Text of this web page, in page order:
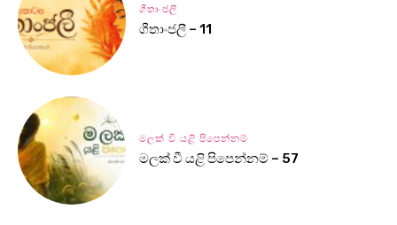
ගීතාංජලී
ගීතාංජලී – 11
මලක් වී යළි පිපෙන්නම්
මලක් වී යළි පිපෙන්නම් – 57